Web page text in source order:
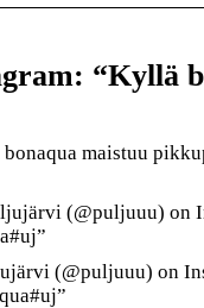
“Kyllä
maistuu
(@puljuuu) on
(@puljuuu) on